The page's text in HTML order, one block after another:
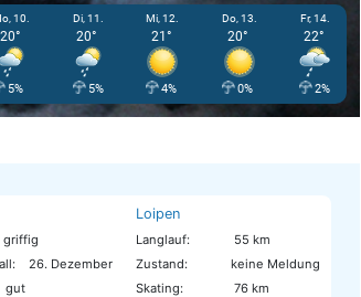
10.
20°
5%
Di, 11.
20°
5%
Mi, 12.
21°
4%
Do, 13.
20°
0%
Fr, 14.
22°
2%
griffig
26. Dezember
gut
Loipen
Langlauf:
55 km
Zustand:
keine Meldung
Skating:
76 km